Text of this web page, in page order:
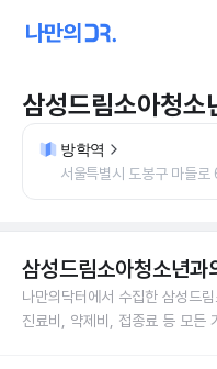
삼성드림소아청소
방학역
서울특별시 도봉구 마들
삼성드림소아청소년과
나만의닥터에서 수집한 삼성드
진료비, 약제비, 접종료 등 모든